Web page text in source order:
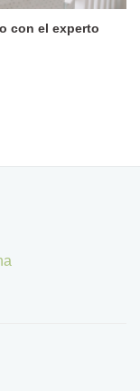
con el experto